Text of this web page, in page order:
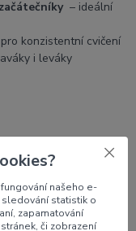
– ideální
konzistentní cvičení
i leváky
36 liber.našeho e-
statistik o
zapamatování
či zobrazení